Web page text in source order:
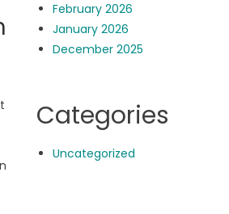
February 2026
January 2026
December 2025
Categories
Uncategorized